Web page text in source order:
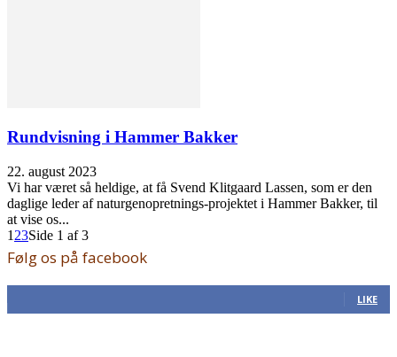
Rundvisning i Hammer Bakker
22. august 2023
Vi har været så heldige, at få Svend Klitgaard Lassen, som er den
daglige leder af naturgenopretnings-projektet i Hammer Bakker, til
at vise os...
1 23Side 1 af 3
Følg os på facebook
LIKE